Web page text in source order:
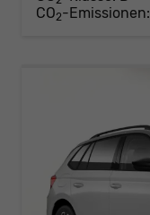
CO2-Emissionen: